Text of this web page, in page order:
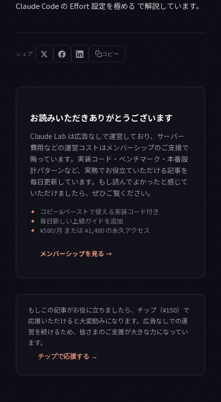
Claude Code の Effort 設定を極める で解説しています。
シェア コピー
お読みいただきありがとうございます
Claude Lab は広告なしで運営しており、サーバー
費用などの運営コストはメンバーシップのご支援で
賄っています。実装コード・ベンチマーク・本番設
計パターンなど、実務でお役立ていただける記事を
毎日更新しています。もし読んでよかったと感じて
いただけましたら、ぜひご覧ください。
✦
コピー&ペーストで使える実装コード付き
✦ 毎日新しい上級ガイドを追加
✦ ¥580/月 または ¥1,480 の永久アクセス
メンバーシップを見る →
もしこの記事がお役に立ちましたら、チップ（¥150）で
応援いただけると大変励みになります。広告なしでの運
営を続けるため、皆さまのご支援が大きな力になってい
ます。
チップで応援する →